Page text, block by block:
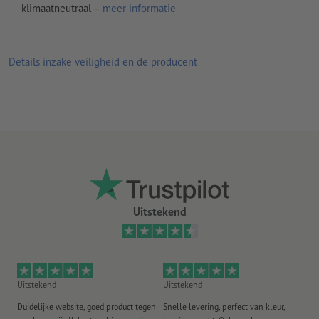
Commentarenworden verwijderd en niet afgedrukt
Hoe maak ik afdrukgegevens correct?
klimaatneutraal – meer informatie
Details inzake veiligheid en de producent
Uitstekend
Uitstekend
Duidelijke website, goed product tegen
Uitstekend
Snelle levering, perfect van kleur,